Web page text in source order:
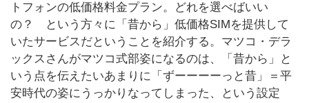
トフォンの低価格料金プラン。どれを選べばいい
の？ という方々に「昔から」低価格SIMを提供して
いたサービスだということを紹介する。マツコ・デラ
ックスさんがマツコ式部姿になるのは、「昔から」と
いう点を伝えたいあまりに「ずーーーーっと昔」＝平
安時代の姿にうっかりなってしまった、という設定